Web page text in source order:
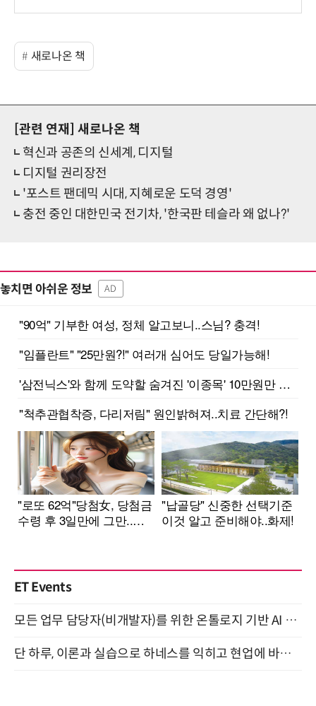
새로나온 책
[관련 연재] 새로나온 책
혁신과 공존의 신세계, 디지털
디지털 권리장전
'포스트 팬데믹 시대, 지혜로운 도덕 경영'
충전 중인 대한민국 전기차, '한국판 테슬라 왜 없나?'
놓치면 아쉬운 정보 AD
ET Events
모든 업무 담당자(비개발자)를 위한 온톨로지 기반 AI 지식체계 설계 1-day 워크숍 8월 20일 개최
단 하루, 이론과 실습으로 하네스를 익히고 현업에 바로 쓰는 핸즈온 워크숍 (8/20)